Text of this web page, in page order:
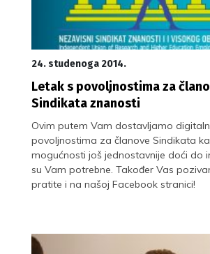
24. studenoga 2014.
Letak s povoljnostima za
Sindikata znanosti
Ovim putem Vam dostavljamo
povoljnostima za članove Sindikata
mogućnosti još jednostavnije doći do
su Vam potrebne. Također Vas
pratite i na našoj Facebook stranici!